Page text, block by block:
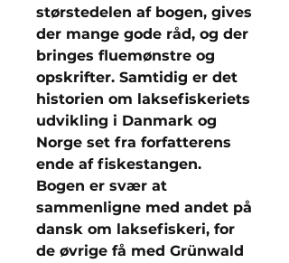
størstedelen af bogen, gives
der mange gode råd, og der
bringes fluemønstre og
opskrifter. Samtidig er det
historien om laksefiskeriets
udvikling i Danmark og
Norge set fra forfatterens
ende af fiskestangen.
Bogen er svær at
sammenligne med andet på
dansk om laksefiskeri, for
de øvrige få med Grünwald